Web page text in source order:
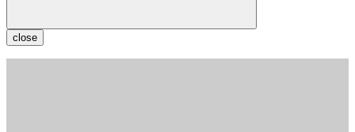
close